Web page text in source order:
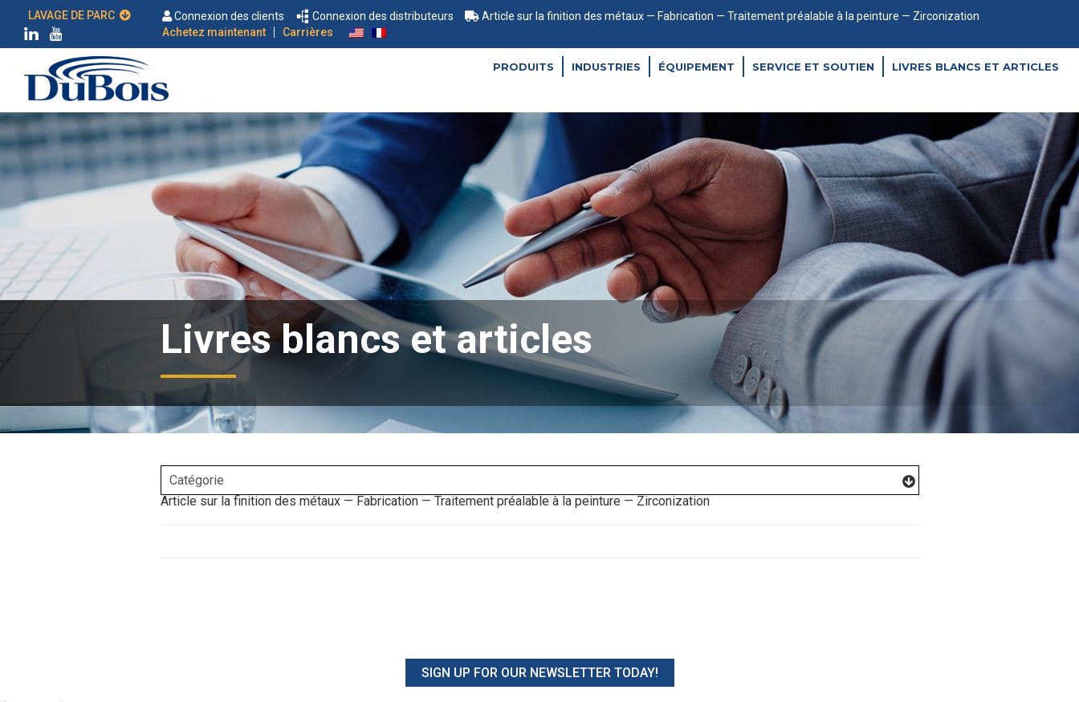
Connexion des clients Connexion des distributeurs
Article sur la finition des métaux — Fabrication — Traitement préalable à la peinture — Zirconization
Achetez maintenant
| Carrières
PRODUITS INDUSTRIES ÉQUIPEMENT SERVICE ET SOUTIEN LIVRES BLANCS ET ARTICLES
Livres blancs et articles
Article sur la finition des métaux — Fabrication — Traitement préalable à la peinture — Zirconization
SIGN UP FOR OUR NEWSLETTER TODAY!